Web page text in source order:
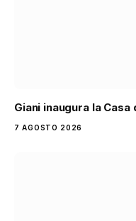
Giani inaugura la
7 AGOSTO 2026